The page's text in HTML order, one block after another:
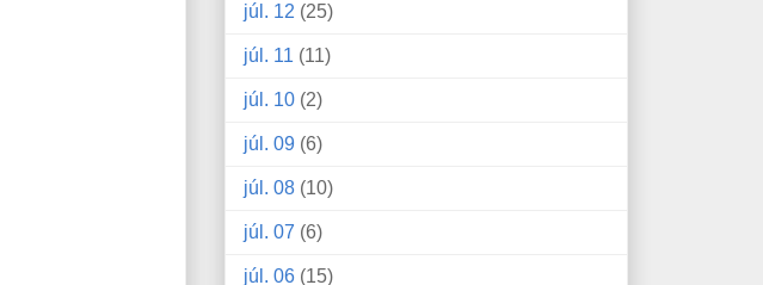
júl. 12 (25)
júl. 11 (11)
júl. 10 (2)
júl. 09 (6)
júl. 08 (10)
júl. 07 (6)
júl. 06 (15)